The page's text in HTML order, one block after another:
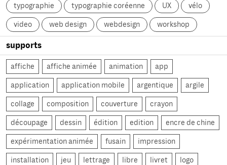
typographie typographie coréenne UX vélo
video web design webdesign workshop
supports
affiche affiche animée animation app
application application mobile argentique argile
collage composition couverture crayon
découpage dessin édition edition encre de chine
expérimentation animée fusain impression
installation jeu lettrage libre livret logo